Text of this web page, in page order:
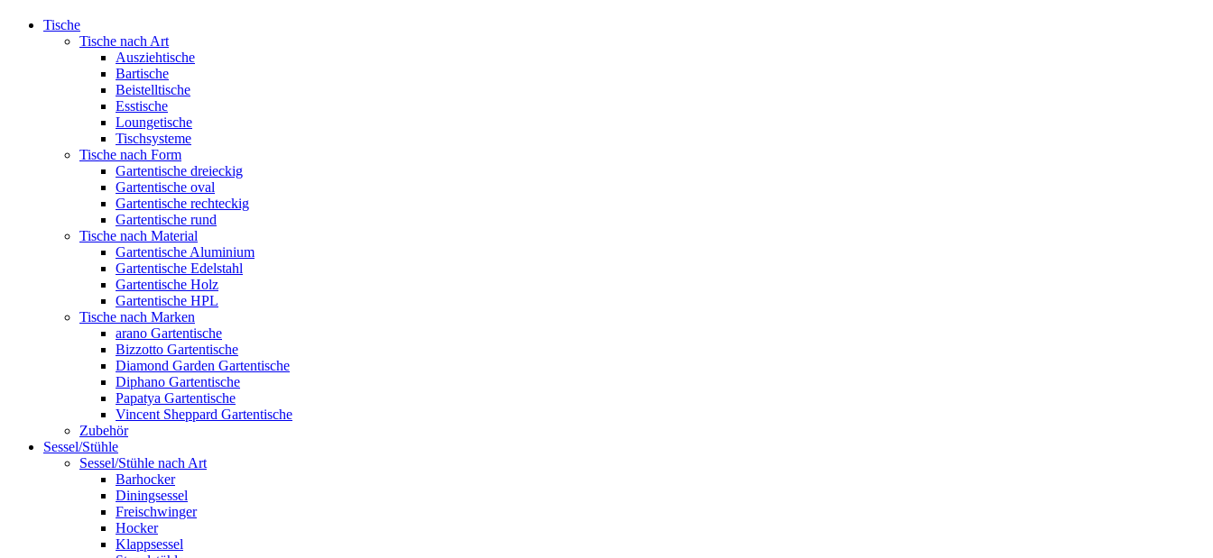
Tische
Tische nach Art
Ausziehtische
Bartische
Beistelltische
Esstische
Loungetische
Tischsysteme
Tische nach Form
Gartentische dreieckig
Gartentische oval
Gartentische rechteckig
Gartentische rund
Tische nach Material
Gartentische Aluminium
Gartentische Edelstahl
Gartentische Holz
Gartentische HPL
Tische nach Marken
arano Gartentische
Bizzotto Gartentische
Diamond Garden Gartentische
Diphano Gartentische
Papatya Gartentische
Vincent Sheppard Gartentische
Zubehör
Sessel/Stühle
Sessel/Stühle nach Art
Barhocker
Diningsessel
Freischwinger
Hocker
Klappsessel